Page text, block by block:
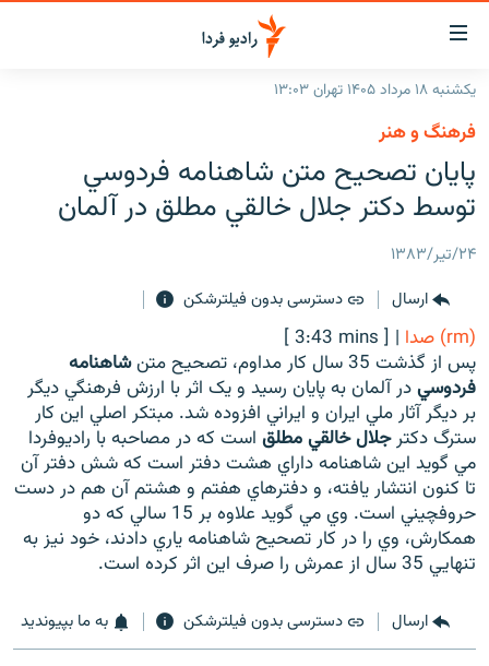
لینک‌های
قابلیت
دسترسی
بازگشت
بازگشت
منوی
اصلی
رفتن
صفحه
جستجو
صفحه اصلی
ایران
جهان
برنامه‌های رادیویی
فرکانس‌ها
پادکست
چندرسانه‌ای
گزارش‌های تصویری
گزارش‌های ویدئویی
زنان فردا
English
به ما بپیوندید
زبان‌های دیگر
یکشنبه ۱۸ مرداد ۱۴۰۵ تهران ۱۳:۰۳
فرهنگ و هنر
پايان تصحيح متن شاهنامه فردوسي
توسط دکتر جلال خالقي مطلق در آلمان
۲۴/تیر/۱۳۸۳
ارسال
دسترسی بدون فیلترشکن
(rm) صدا |
[ 3:43 mins ]
پس از گذشت 35 سال کار مداوم، تصحيح متن
شاهنامه
فردوسيدر آلمان به پايان رسيد و يک اثر با ارزش فرهنگي ديگر
بر ديگر آثار ملي ايران و ايراني افزوده شد. مبتکر اصلي اين کار
سترگ دکترجلال خالقي مطلق است که در مصاحبه با راديوفردا
مي گويد اين شاهنامه داراي هشت دفتر است که شش دفتر آن
تا کنون انتشار يافته، و دفترهاي هفتم و هشتم آن هم در دست
حروفچيني است. وي مي گويد علاوه بر 15 سالي که دو
همکارش، وي را در کار تصحيح شاهنامه ياري دادند، خود نيز به
تنهايي 35 سال از عمرش را صرف اين اثر کرده است.
ارسال دسترسی بدون فیلترشکن به ما بپیوندید